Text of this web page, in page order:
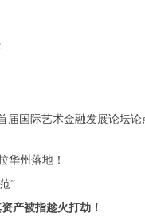
届国际艺术金融发展论坛论
华州落地！
”
产被指趁火打劫！